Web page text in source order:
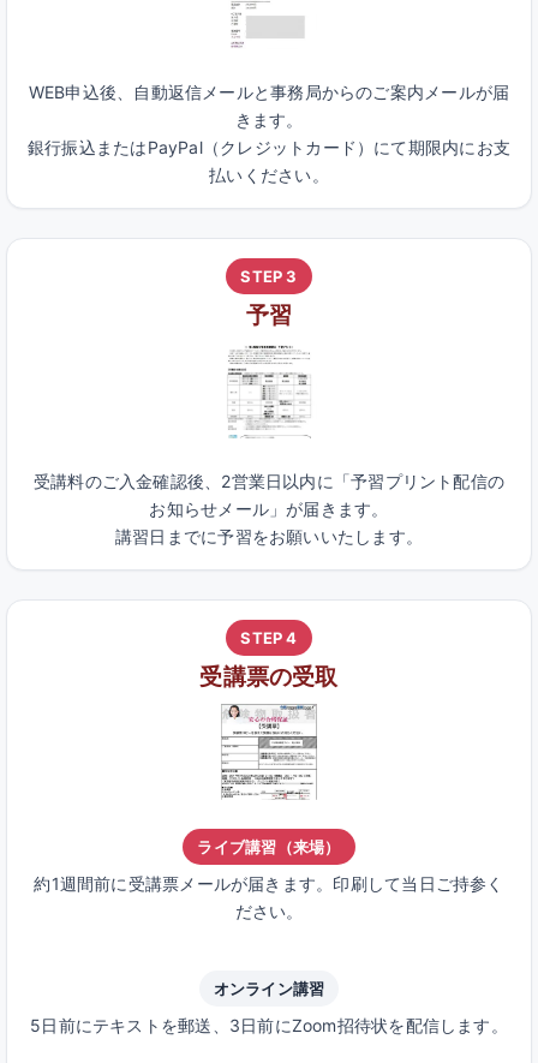
WEB申込後、自動返信メールと事務局からのご案内メールが届
きます。
銀行振込またはPayPal（クレジットカード）にて期限内にお支
払いください。
STEP 3
予習
受講料のご入金確認後、2営業日以内に「予習プリント配信の
お知らせメール」が届きます。
講習日までに予習をお願いいたします。
STEP 4
受講票の受取
ライブ講習（来場）
約1週間前に受講票メールが届きます。印刷して当日ご持参く
ださい。
オンライン講習
5日前にテキストを郵送、3日前にZoom招待状を配信します。